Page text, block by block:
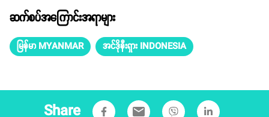
ဆက်စပ်အကြောင်းအရာများ
မြန်မာ MYANMAR အင်ဒိုနီးရှား INDONESIA
Share email